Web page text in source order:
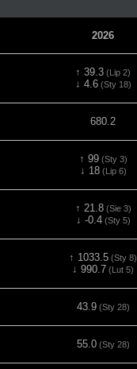
2026
↑ 39.3 (Lip 2)
↓ 4.6(Sty 18)
680.2
↑ 99(Sty 3)
↓ 18(Lip 6)
↑ 21.8(Sie 3)
↓ -0.4(Sty 5)
↑ 1033.5 (Sty 8)
↓ 990.7 (Lut 5)
43.9(Sty 28)
55.0(Sty 28)